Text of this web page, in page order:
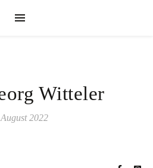
Witteler
2022